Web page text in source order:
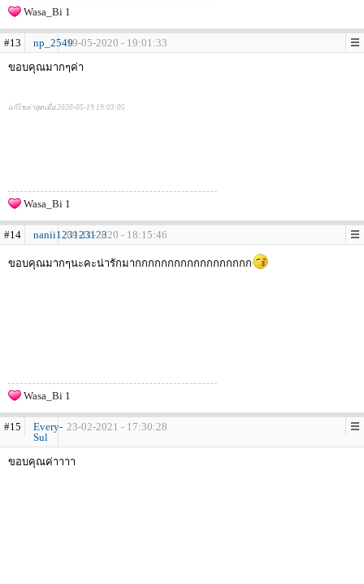
Wasa_Bi 1
#13 np_254919-05-2020 - 19:01:33
ขอบคุณมากๆค่า
แก้ไขล่าสุดเมื่อ 2020-05-19 19:03:05
Wasa_Bi 1
#14 nanii123123123
09-11-2020 - 18:15:46
ขอบคุณมากๆนะคะน่ารักมากกกกกกกกกกกกกกกกกก
Wasa_Bi 1
#15
Every-
Sul
23-02-2021 - 17:30:28
ขอบคุณค่าาาา